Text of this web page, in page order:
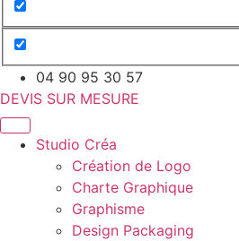
04 90 95 30 57
DEVIS SUR MESURE
Studio Créa
Création de Logo
Charte Graphique
Graphisme
Design Packaging